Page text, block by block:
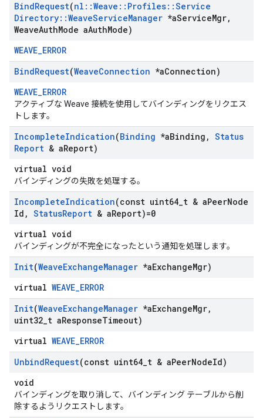
BindRequest(nl ::Weave :: Profiles::Service
Directory::WeaveServiceManager *aServiceMgr,
WeaveAuthMode aAuthMode)
WEAVE_ERROR
BindRequest(WeaveConnection *aConnection)
WEAVE_ERROR
アクティブな Weave 接続を使用してバインディングをリクエス
トします。
IncompleteIndication(Binding *aBinding , Status
Report & aReport)
virtual void
バインディングの失敗を処理する。
IncompleteIndication(const uint64 t & aPeerNode
Id , StatusReport & aReport)=0
virtual void
バインディングが不完全になったという通知を処理します。
Init(WeaveExchangeManager *aExchangeMgr)
virtual WEAVE_ERROR
Init(WeaveExchangeManager *aExchangeMgr,
uint32 t aResponseTimeout)
virtual WEAVE_ERROR
UnbindRequest(const uint64 t & aPeerNodeId)
void
バインディングを取り消して、バインディング テーブルから削
除するようリクエストします。